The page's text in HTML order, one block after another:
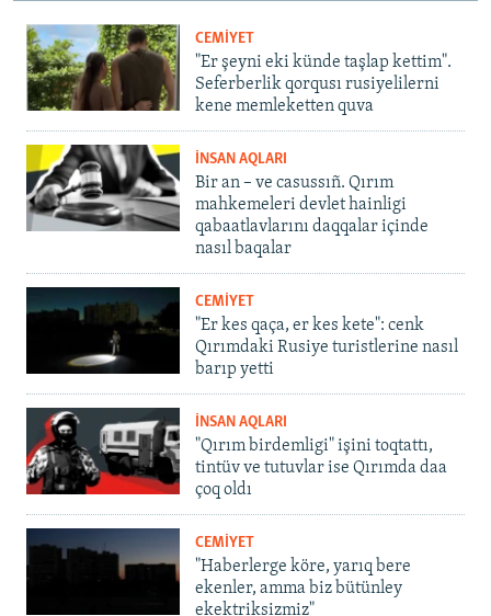
CEMİYET
"Er şeyni eki künde taşlap kettim".
Seferberlik qorqusı rusiyelilerni
kene memleketten quva
İNSAN AQLARI
Bir an – ve casussıñ. Qırım
mahkemeleri devlet hainligi
qabaatlavlarını daqqalar içinde
nasıl baqalar
CEMİYET
"Er kes qaça, er kes kete": cenk
Qırımdaki Rusiye turistlerine nasıl
barıp yetti
İNSAN AQLARI
"Qırım birdemligi" işini toqtattı,
tintüv ve tutuvlar ise Qırımda daa
çoq oldı
CEMİYET
"Haberlerge köre, yarıq bere
ekenler, amma biz bütünley
ekektriksizmiz"